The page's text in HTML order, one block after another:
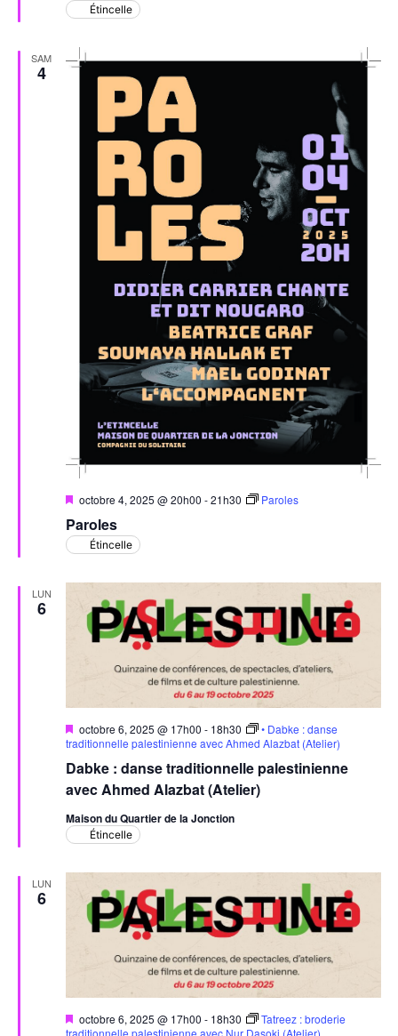
Étincelle
SAM
4
Paroles
Mis
avant
octobre 4, 2025 @ 20h00 -21h30 Paroles
Étincelle
LUN
6
Dabke : danse traditionnelle palestinienne
avec Ahmed Alazbat (Atelier)
Mis
en
octobre 6, 2025 @ 17h00 - 18h30
• Dabke : danse
traditionnelle palestinienne avec Ahmed Alazbat (Atelier)
Maison du Quartier de la Jonction
Étincelle
LUN
6
Mis
en
octobre 6, 2025 @ 17h00 - 18h30
Tatreez : broderie
traditionnelle palestinienne avec Nur Dasoki (Atelier)